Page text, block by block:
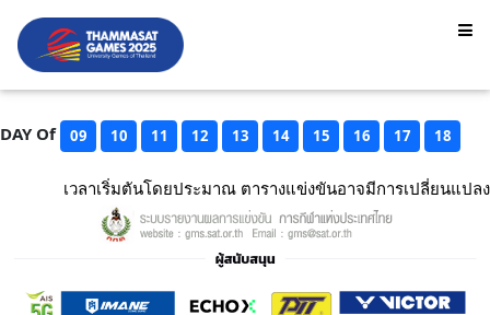
DAY Of 09 10 11 12 13 14 15 16 17 18
เวลาเริ่มตันโดยประมาณ ตารางแข่งขันอาจมีการเปลี่ยนแปลง